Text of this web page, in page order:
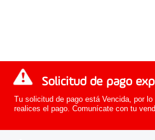
Solicitud de pago
Tu solicitud de pago está Vencida, por
realices el pago. Comunícate con tu